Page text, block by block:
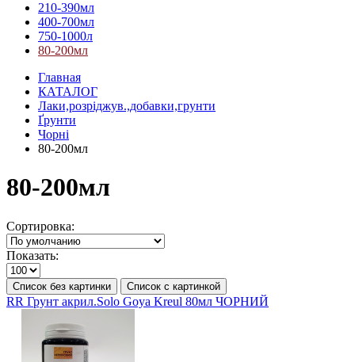
210-390мл
400-700мл
750-1000л
80-200мл
Главная
КАТАЛОГ
Лаки,розріджув.,добавки,грунти
Ґрунти
Чорні
80-200мл
80-200мл
Сортировка:
Показать:
Список без картинки Список с картинкой
RR Грунт акрил.Solo Goya Kreul 80мл ЧОРНИЙ